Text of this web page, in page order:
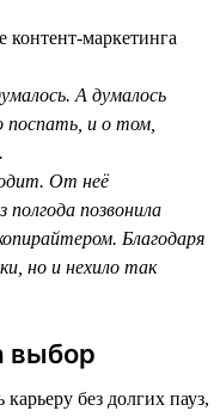
контент-маркетинга
А думалось
поспать, и о том,
От неё
позвонила
Благодаря
но и нехило так
выбор
без долгих пауз,